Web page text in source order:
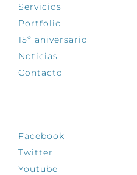
Servicios
Portfolio
15º aniversario
Noticias
Contacto
Facebook
Twitter
Youtube